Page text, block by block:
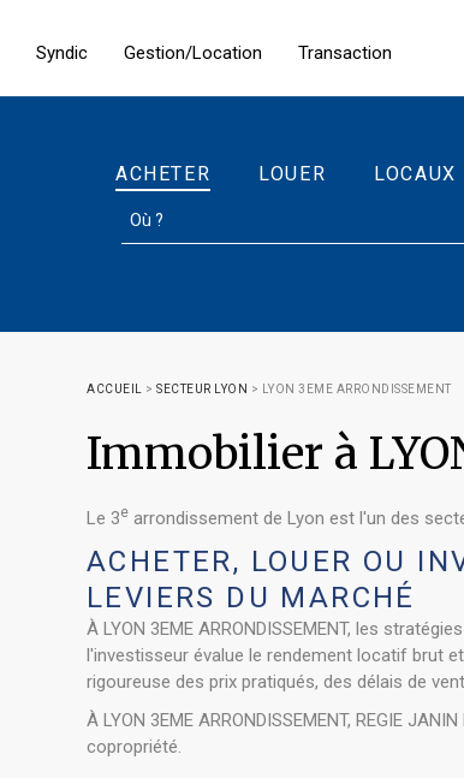
Syndic Gestion/Location Transaction
ACHETER LOUER LOCAUX
ACCUEIL > SECTEUR LYON > LYON 3EME ARRONDISSEMENT
Immobilier à
Le 3e arrondissement de Lyon est l'un des
ACHETER, LOUER OU
LEVIERS DU MARCHÉ
À LYON 3EME ARRONDISSEMENT, les
l'investisseur évalue le rendement locatif brut
rigoureuse des prix pratiqués, des délais de
À LYON 3EME ARRONDISSEMENT, REGIE
copropriété.